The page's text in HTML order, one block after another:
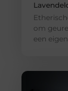
om
een